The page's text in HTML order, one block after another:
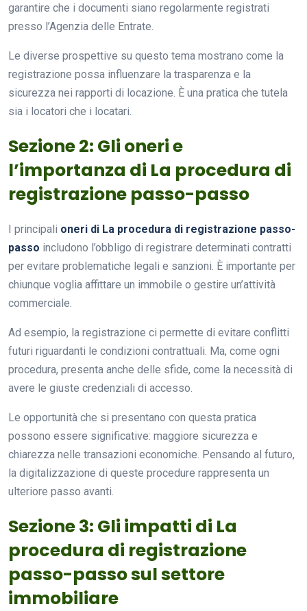
garantire che i documenti siano regolarmente registrati
presso l’Agenzia delle Entrate.
Le diverse prospettive su questo tema mostrano come la
registrazione possa influenzare la trasparenza e la
sicurezza nei rapporti di locazione. È una pratica che tutela
sia i locatori che i locatari.
Sezione 2: Gli oneri e
l’importanza di La procedura di
registrazione passo-passo
I principali oneri di La procedura di registrazione passo-
passo includono l’obbligo di registrare determinati contratti
per evitare problematiche legali e sanzioni. È importante per
chiunque voglia affittare un immobile o gestire un’attività
commerciale.
Ad esempio, la registrazione ci permette di evitare conflitti
futuri riguardanti le condizioni contrattuali. Ma, come ogni
procedura, presenta anche delle sfide, come la necessità di
avere le giuste credenziali di accesso.
Le opportunità che si presentano con questa pratica
possono essere significative: maggiore sicurezza e
chiarezza nelle transazioni economiche. Pensando al futuro,
la digitalizzazione di queste procedure rappresenta un
ulteriore passo avanti.
Sezione 3: Gli impatti di La
procedura di registrazione
passo-passo sul settore
immobiliare